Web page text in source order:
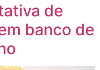
de
banco de